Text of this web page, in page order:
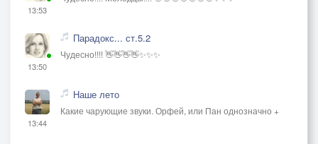
13:53
13:50
Парадокс... ст.5.2
Чудесно!!!! 👋👋👋👋✨✨✨
13:44
Наше лето
Какие чарующие звуки. Орфей, или Пан однозначно +